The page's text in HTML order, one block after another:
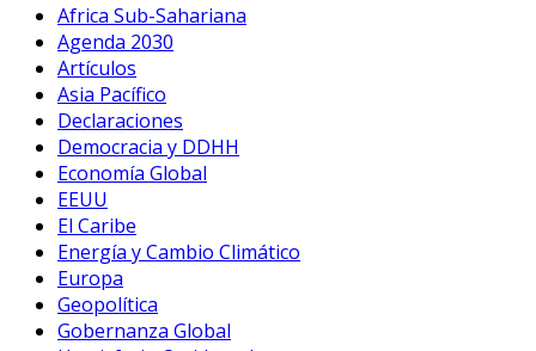
Africa Sub-Sahariana
Agenda 2030
Artículos
Asia Pacífico
Declaraciones
Democracia y DDHH
Economía Global
EEUU
El Caribe
Energía y Cambio Climático
Europa
Geopolítica
Gobernanza Global